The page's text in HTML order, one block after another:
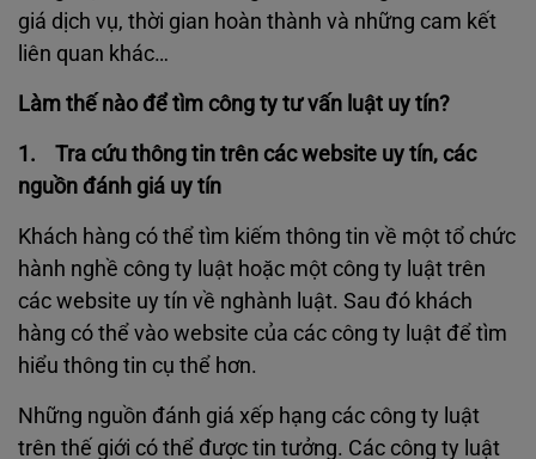
giá dịch vụ, thời gian hoàn thành và những cam kết
liên quan khác…
Làm thế nào để tìm công ty tư vấn luật uy tín?
1. Tra cứu thông tin trên các website uy tín, các
nguồn đánh giá uy tín
Khách hàng có thể tìm kiếm thông tin về một tổ chức
hành nghề công ty luật hoặc một công ty luật trên
các website uy tín về nghành luật. Sau đó khách
hàng có thể vào website của các công ty luật để tìm
hiểu thông tin cụ thể hơn.
Những nguồn đánh giá xếp hạng các công ty luật
trên thế giới có thể được tin tưởng. Các công ty luật